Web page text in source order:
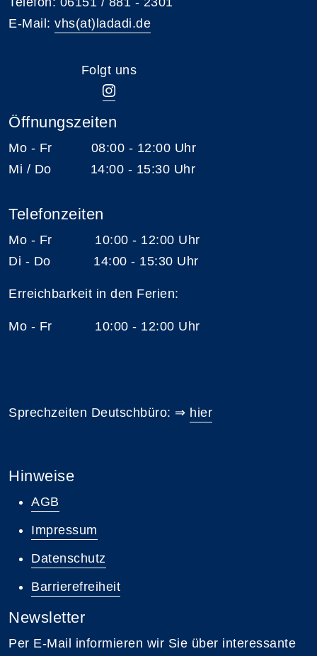
E-Mail: vhs(at)ladadi.de
Folgt uns
Öffnungszeiten
Mo - Fr 08:00 - 12:00 Uhr
Mi / Do 14:00 - 15:30 Uhr
Telefonzeiten
Mo - Fr 10:00 - 12:00 Uhr
Di - Do 14:00 - 15:30 Uhr
Erreichbarkeit in den Ferien:
Mo - Fr 10:00 - 12:00 Uhr
Sprechzeiten Deutschbüro: ⇒ hier
Hinweise
AGB
Impressum
Datenschutz
Barrierefreiheit
Newsletter
Per E-Mail informieren wir Sie über interessante